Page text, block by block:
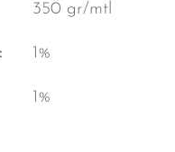
350 gr/mtl
1%
1%